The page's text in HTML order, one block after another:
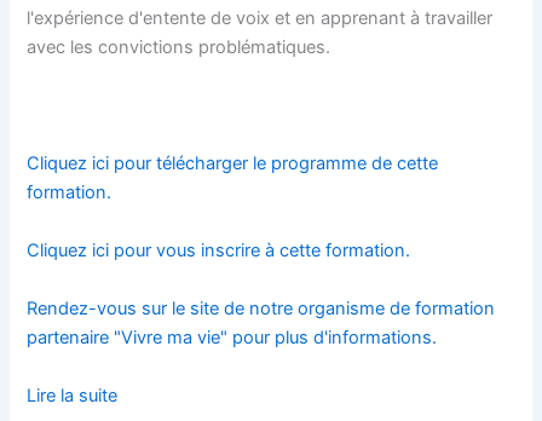
l'expérience d'entente de voix et en apprenant à travailler
avec les convictions problématiques.
Cliquez ici pour télécharger le programme de cette
formation.
Cliquez ici pour vous inscrire à cette formation.
Rendez-vous sur le site de notre organisme de formation
partenaire "Vivre ma vie" pour plus d'informations.
Lire la suite